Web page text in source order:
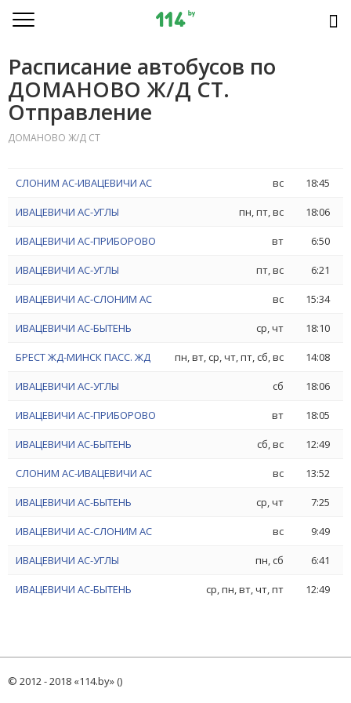
Расписание автобусов по
ДОМАНОВО Ж/Д СТ.
Отправление
ДОМАНОВО Ж/Д СТ
СЛОНИМ АС-ИВАЦЕВИЧИ АС вс 18:45
ИВАЦЕВИЧИ АС-УГЛЫ пн, пт, вс 18:06
ИВАЦЕВИЧИ АС-ПРИБОРОВО вт 6:50
ИВАЦЕВИЧИ АС-УГЛЫ пт, вс 6:21
ИВАЦЕВИЧИ АС-СЛОНИМ АС вс 15:34
ИВАЦЕВИЧИ АС-БЫТЕНЬ ср, чт 18:10
БРЕСТ ЖД-МИНСК ПАСС. ЖД пн, вт, ср, чт, пт, сб, вс 14:08
ИВАЦЕВИЧИ АС-УГЛЫ сб 18:06
ИВАЦЕВИЧИ АС-ПРИБОРОВО вт 18:05
ИВАЦЕВИЧИ АС-БЫТЕНЬ сб, вс 12:49
СЛОНИМ АС-ИВАЦЕВИЧИ АС вс 13:52
ИВАЦЕВИЧИ АС-БЫТЕНЬ ср, чт 7:25
ИВАЦЕВИЧИ АС-СЛОНИМ АС вс 9:49
ИВАЦЕВИЧИ АС-УГЛЫ пн, сб 6:41
ИВАЦЕВИЧИ АС-БЫТЕНЬ ср, пн, вт, чт, пт 12:49
© 2012 - 2018 «114.by» ()